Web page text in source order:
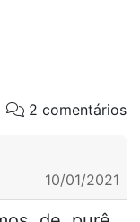
2 comentários
10/01/2021